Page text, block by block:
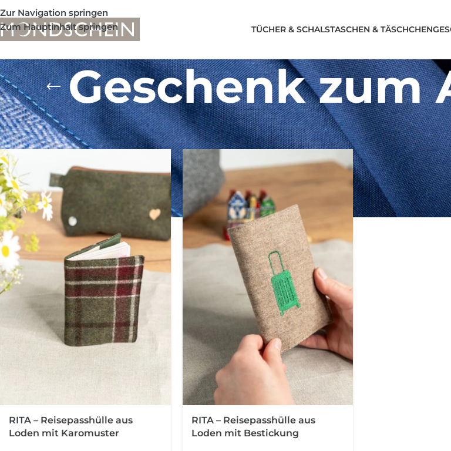
Zur Navigation springen
Zum Hauptinhalt springen
TÜCHER & SCHALSTASCHEN & TÄSCHCHEN
Geschenk zum
Shop/Produkte verschlagwortet mit „Geschenk zum Abschluss“
RITA – Reisepasshülle aus
Loden mit Karomuster
RITA – Reisepasshülle aus
Loden mit Bestickung